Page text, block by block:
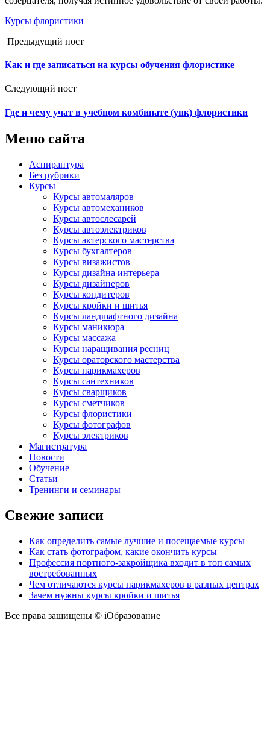
Курсы флористики
Предыдущий пост
Как и где записаться на курсы обучения флористике
Следующий пост
Где и чему учат в учебном комбинате (упк) флористики
Меню сайта
Аспирантура
Без рубрики
Курсы
Курсы автомаляров
Курсы автомехаников
Курсы автослесарей
Курсы автоэлектриков
Курсы актерского мастерства
Курсы бухгалтеров
Курсы визажистов
Курсы дизайна интерьера
Курсы дизайнеров
Курсы кондитеров
Курсы кройки и шитья
Курсы ландшафтного дизайна
Курсы маникюра
Курсы массажа
Курсы наращивания ресниц
Курсы ораторского мастерства
Курсы парикмахеров
Курсы сантехников
Курсы сварщиков
Курсы сметчиков
Курсы флористики
Курсы фотографов
Курсы электриков
Магистратура
Новости
Обучение
Статьи
Тренинги и семинары
Свежие записи
Как определить самые лучшие и посещаемые курсы
Как стать фотографом, какие окончить курсы
Профессия портного-закройщика входит в топ самых
востребованных
Чем отличаются курсы парикмахеров в разных центрах
Зачем нужны курсы кройки и шитья
Все права защищены © iОбразование